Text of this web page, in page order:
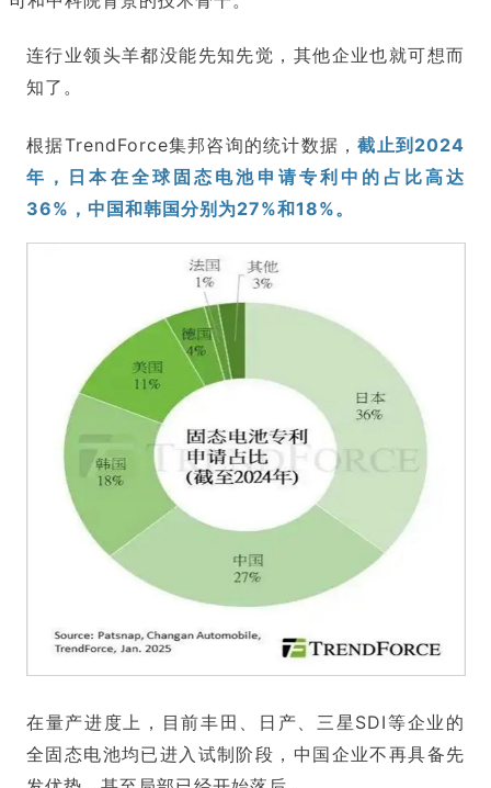
连行业领头羊都没能先知先觉，其他企业也就可想而
知了。
根据TrendForce集邦咨询的统计数据，截止到2024
年，日本在全球固态电池申请专利中的占比高达
36%，中国和韩国分别为27%和18%。
在量产进度上，目前丰田、日产、三星SDI等企业的
全固态电池均已进入试制阶段，中国企业不再具备先